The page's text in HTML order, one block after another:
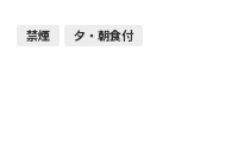
禁煙 夕・朝食付